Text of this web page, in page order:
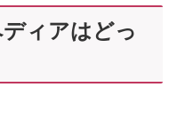
ィアはどっ